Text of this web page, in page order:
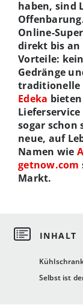
Selbst ist
haben, sind
Online-
direkt bis an
Vorteile:
Gedränge
traditionelle
Edeka
sogar schon
neue, auf
Namen wie
getnow.com
Markt.